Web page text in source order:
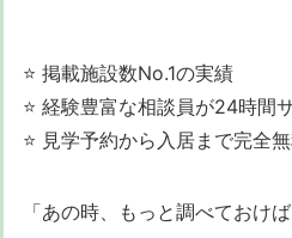
⭐ 掲載施設数No.1の実績
⭐ 経験豊富な相談員が24時間
⭐ 見学予約から入居まで完全
「あの時、もっと調べておけば